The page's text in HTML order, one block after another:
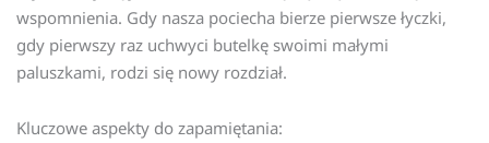
wspomnienia. Gdy nasza pociecha bierze pierwsze łyczki,
gdy pierwszy raz uchwyci butelkę swoimi małymi
paluszkami, rodzi się nowy rozdział.
Kluczowe aspekty do zapamiętania: